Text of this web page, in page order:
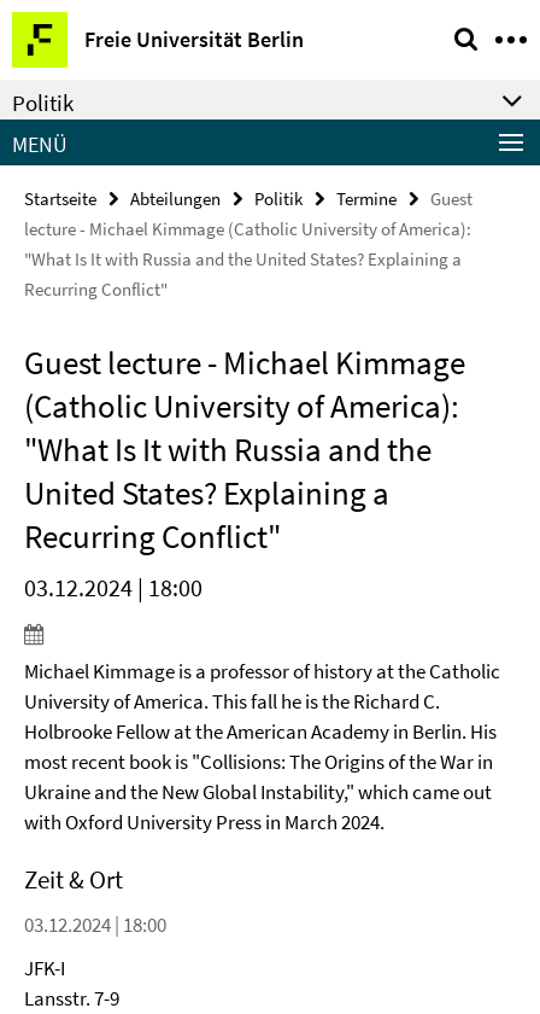
Springe
direkt
zu
Inhalt
Freie Universität Berlin
Service-
Navigation
Politik
MENÜ
Startseite Abteilungen Politik Termine
Guest
lecture - Michael Kimmage (Catholic University of America):
"What Is It with Russia and the United States? Explaining a
Recurring Conflict"
Guest lecture - Michael Kimmage
(Catholic University of America):
"What Is It with Russia and the
United States? Explaining a
Recurring Conflict"
03.12.2024 | 18:00
Michael Kimmage is a professor of history at the Catholic
University of America. This fall he is the Richard C.
Holbrooke Fellow at the American Academy in Berlin. His
most recent book is "Collisions: The Origins of the War in
Ukraine and the New Global Instability," which came out
with Oxford University Press in March 2024.
Zeit & Ort
03.12.2024 | 18:00
JFK-I
Lansstr. 7-9